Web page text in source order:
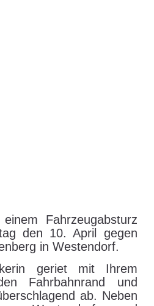
Fahrzeugabsturz
den 10. April gegen
in Westendorf.
geriet mit Ihrem
Fahrbahnrand und
ab. Neben